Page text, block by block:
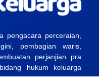
pengacara perceraian,
pembagian waris,
perjanjian pra
hukum keluarga